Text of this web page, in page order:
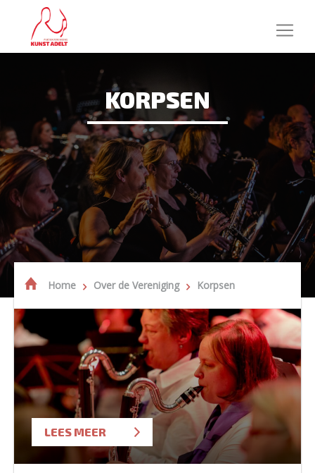
KORPSEN
Home Over de Vereniging Korpsen
LEES MEER